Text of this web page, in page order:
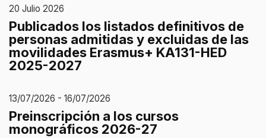
20 Julio 2026
Publicados los listados definitivos de
personas admitidas y excluidas de las
movilidades Erasmus+ KA131-HED
2025-2027
13/07/2026 - 16/07/2026
Preinscripción a los cursos
monográficos 2026-27